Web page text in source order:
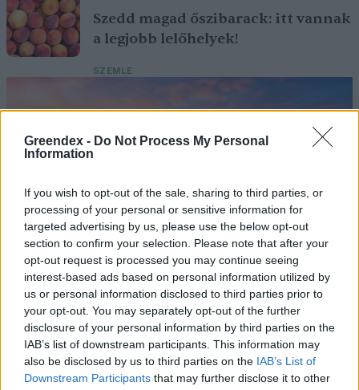
Greendex - Do Not Process My Personal
Information
If you wish to opt-out of the sale, sharing to third parties, or
processing of your personal or sensitive information for
targeted advertising by us, please use the below opt-out
section to confirm your selection. Please note that after your
opt-out request is processed you may continue seeing
interest-based ads based on personal information utilized by
us or personal information disclosed to third parties prior to
your opt-out. You may separately opt-out of the further
disclosure of your personal information by third parties on the
IAB’s list of downstream participants. This information may
also be disclosed by us to third parties on the IAB’s List of
Downstream Participants that may further disclose it to other
Szedd magad őszibarack: itt vannak
a legjobb lelőhelyek!
SZEMLE
Négy éven belül valósággá válhatnak az
elektromos repülőjáratok Európában
KÖZLEKEDÉS